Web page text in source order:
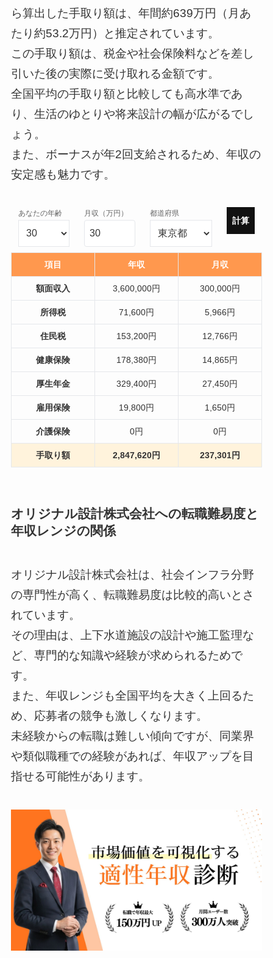
-- --
--
ら算出した手取り額は、年間約639万円（月あ
たり約53.2万円）と推定されています。
この手取り額は、税金や社会保険料などを差し
引いた後の実際に受け取れる金額です。
全国平均の手取り額と比較しても高水準であ
り、生活のゆとりや将来設計の幅が広がるでし
ょう。
また、ボーナスが年2回支給されるため、年収の
安定感も魅力です。
あなたの年齢 月収（万円） 都道府県
計算
項目 年収 月収
額面収入 3,600,000円 300,000円
所得税 71,600円 5,966円
住民税 153,200円 12,766円
健康保険 178,380円 14,865円
厚生年金 329,400円 27,450円
雇用保険 19,800円 1,650円
介護保険 0円 0円
手取り額 2,847,620円 237,301円
オリジナル設計株式会社への転職難易度と
年収レンジの関係
オリジナル設計株式会社は、社会インフラ分野
の専門性が高く、転職難易度は比較的高いとさ
れています。
その理由は、上下水道施設の設計や施工監理な
ど、専門的な知識や経験が求められるためで
す。
また、年収レンジも全国平均を大きく上回るた
め、応募者の競争も激しくなります。
未経験からの転職は難しい傾向ですが、同業界
や類似職種での経験があれば、年収アップを目
指せる可能性があります。